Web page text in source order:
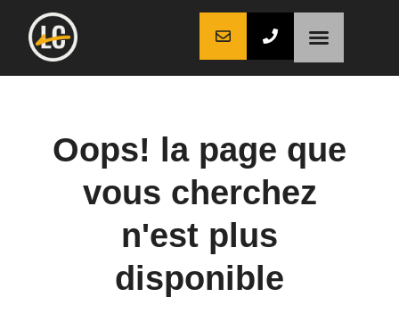
Oops! la page que
vous cherchez
n'est plus
disponible